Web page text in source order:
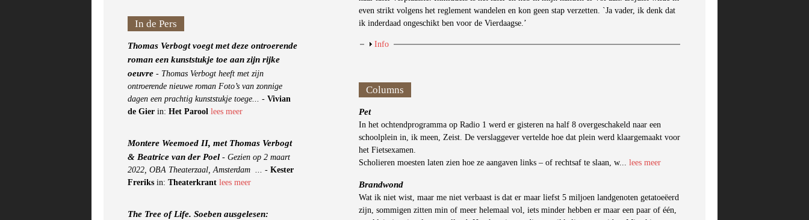
In de Pers
Thomas Verbogt voegt met deze ontroerende
roman een kunststukje toe aan zijn rijke
oeuvre - Thomas Verbogt heeft met zijn
ontroerende nieuwe roman Foto’s van zonnige
dagen een prachtig kunststukje toege... - Vivian
de Gier in: Het Parool lees meer
Montere Weemoed II, met Thomas Verbogt
& Beatrice van der Poel - Gezien op 2 maart
2022, OBA Theaterzaal, Amsterdam ... - Kester
Freriks in: Theaterkrant lees meer
The Tree of Life. Soeben ausgelesen:
even strikt volgens het reglement wandelen en kon geen stap verzetten. `Ja vader, ik denk dat
ik inderdaad ongeschikt ben voor de Vierdaagse.’
Weergeven
Info
Columns
Pet
In het ochtendprogramma op Radio 1 werd er gisteren na half 8 overgeschakeld naar een
schoolplein in, ik meen, Zeist. De verslaggever vertelde hoe dat plein werd klaargemaakt voor
het Fietsexamen.
Scholieren moesten laten zien hoe ze aangaven links – of rechtsaf te slaan, w... lees meer
Brandwond
Wat ik niet wist, maar me niet verbaast is dat er maar liefst 5 miljoen landgenoten getatoeëerd
zijn, sommigen zitten min of meer helemaal vol, iets minder hebben er maar een paar of één,